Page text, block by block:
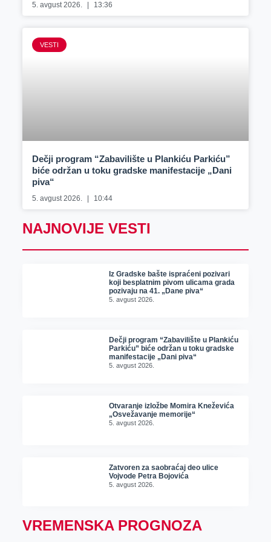
5. avgust 2026. 13:36
VESTI
Dečji program “Zabavilište u Plankiću Parkiću”
biće održan u toku gradske manifestacije „Dani
piva“
5. avgust 2026. 10:44
NAJNOVIJE VESTI
Iz Gradske bašte ispraćeni pozivari
koji besplatnim pivom ulicama grada
pozivaju na 41. „Dane piva“
5. avgust 2026.
Dečji program “Zabavilište u Plankiću
Parkiću” biće održan u toku gradske
manifestacije „Dani piva“
5. avgust 2026.
Otvaranje izložbe Momira Kneževića
„Osvežavanje memorije“
5. avgust 2026.
Zatvoren za saobraćaj deo ulice
Vojvode Petra Bojovića
5. avgust 2026.
VREMENSKA PROGNOZA